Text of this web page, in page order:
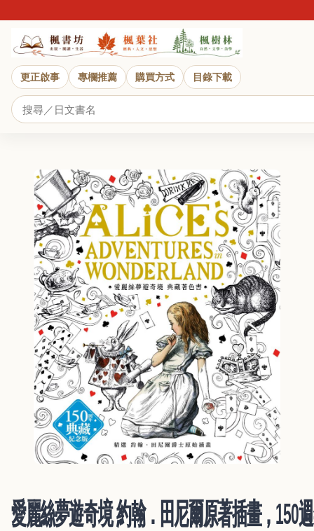
更正啟事 專欄推薦 購買方式 目錄下載
愛麗絲夢遊奇境 約翰．田尼爾原著插畫，150